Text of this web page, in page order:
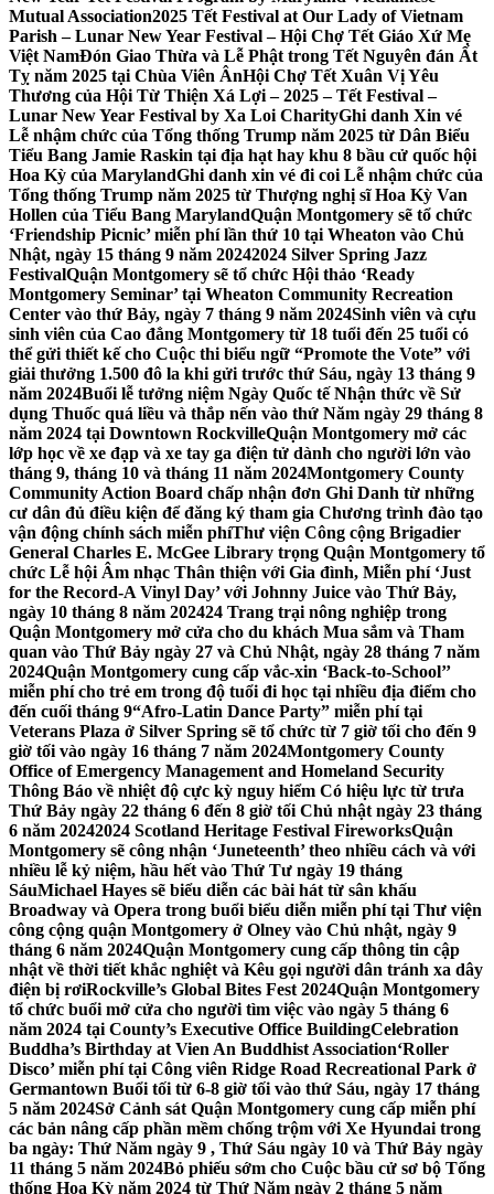
Mutual Association2025 Tết Festival at Our Lady of Vietnam
Parish – Lunar New Year Festival – Hội Chợ Tết Giáo Xứ Mẹ
Việt NamĐón Giao Thừa và Lễ Phật trong Tết Nguyên đán Ất
Tỵ năm 2025 tại Chùa Viên ÂnHội Chợ Tết Xuân Vị Yêu
Thương của Hội Từ Thiện Xá Lợi – 2025 – Tết Festival –
Lunar New Year Festival by Xa Loi CharityGhi danh Xin vé
Lễ nhậm chức của Tổng thống Trump năm 2025 từ Dân Biểu
Tiểu Bang Jamie Raskin tại địa hạt hay khu 8 bầu cử quốc hội
Hoa Kỳ của MarylandGhi danh xin vé đi coi Lễ nhậm chức của
Tổng thống Trump năm 2025 từ Thượng nghị sĩ Hoa Kỳ Van
Hollen của Tiểu Bang MarylandQuận Montgomery sẽ tổ chức
‘Friendship Picnic’ miễn phí lần thứ 10 tại Wheaton vào Chủ
Nhật, ngày 15 tháng 9 năm 20242024 Silver Spring Jazz
FestivalQuận Montgomery sẽ tổ chức Hội thảo ‘Ready
Montgomery Seminar’ tại Wheaton Community Recreation
Center vào thứ Bảy, ngày 7 tháng 9 năm 2024Sinh viên và cựu
sinh viên của Cao đẳng Montgomery từ 18 tuổi đến 25 tuổi có
thể gửi thiết kế cho Cuộc thi biểu ngữ “Promote the Vote” với
giải thưởng 1.500 đô la khi gửi trước thứ Sáu, ngày 13 tháng 9
năm 2024Buổi lễ tưởng niệm Ngày Quốc tế Nhận thức về Sử
dụng Thuốc quá liều và thắp nến vào thứ Năm ngày 29 tháng 8
năm 2024 tại Downtown RockvilleQuận Montgomery mở các
lớp học về xe đạp và xe tay ga điện tử dành cho người lớn vào
tháng 9, tháng 10 và tháng 11 năm 2024Montgomery County
Community Action Board chấp nhận đơn Ghi Danh từ những
cư dân đủ điều kiện để đăng ký tham gia Chương trình đào tạo
vận động chính sách miễn phíThư viện Công cộng Brigadier
General Charles E. McGee Library trọng Quận Montgomery tổ
chức Lễ hội Âm nhạc Thân thiện với Gia đình, Miễn phí ‘Just
for the Record-A Vinyl Day’ với Johnny Juice vào Thứ Bảy,
ngày 10 tháng 8 năm 202424 Trang trại nông nghiệp trong
Quận Montgomery mở cửa cho du khách Mua sắm và Tham
quan vào Thứ Bảy ngày 27 và Chủ Nhật, ngày 28 tháng 7 năm
2024Quận Montgomery cung cấp vắc-xin ‘Back-to-School’’
miễn phí cho trẻ em trong độ tuổi đi học tại nhiều địa điểm cho
đến cuối tháng 9“Afro-Latin Dance Party” miễn phí tại
Veterans Plaza ở Silver Spring sẽ tổ chức từ 7 giờ tối cho đến 9
giờ tối vào ngày 16 tháng 7 năm 2024Montgomery County
Office of Emergency Management and Homeland Security
Thông Báo về nhiệt độ cực kỳ nguy hiểm Có hiệu lực từ trưa
Thứ Bảy ngày 22 tháng 6 đến 8 giờ tối Chủ nhật ngày 23 tháng
6 năm 20242024 Scotland Heritage Festival FireworksQuận
Montgomery sẽ công nhận ‘Juneteenth’ theo nhiều cách và với
nhiều lễ kỷ niệm, hầu hết vào Thứ Tư ngày 19 tháng
SáuMichael Hayes sẽ biểu diễn các bài hát từ sân khấu
Broadway và Opera trong buổi biểu diễn miễn phí tại Thư viện
công cộng quận Montgomery ở Olney vào Chủ nhật, ngày 9
tháng 6 năm 2024Quận Montgomery cung cấp thông tin cập
nhật về thời tiết khắc nghiệt và Kêu gọi người dân tránh xa dây
điện bị rơiRockville’s Global Bites Fest 2024Quận Montgomery
tổ chức buổi mở cửa cho người tìm việc vào ngày 5 tháng 6
năm 2024 tại County’s Executive Office BuildingCelebration
Buddha’s Birthday at Vien An Buddhist Association‘Roller
Disco’ miễn phí tại Công viên Ridge Road Recreational Park ở
Germantown Buổi tối từ 6-8 giờ tối vào thứ Sáu, ngày 17 tháng
5 năm 2024Sở Cảnh sát Quận Montgomery cung cấp miễn phí
các bản nâng cấp phần mềm chống trộm với Xe Hyundai trong
ba ngày: Thứ Năm ngày 9 , Thứ Sáu ngày 10 và Thứ Bảy ngày
11 tháng 5 năm 2024Bỏ phiếu sớm cho Cuộc bầu cử sơ bộ Tổng
thống Hoa Kỳ năm 2024 từ Thứ Năm ngày 2 tháng 5 năm